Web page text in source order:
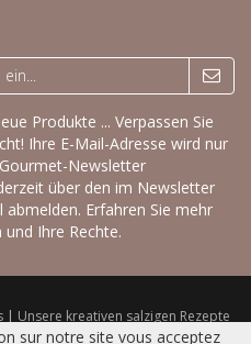
Produkte ... Verpassen Sie
Ihre E-Mail-Adresse wird nur
Newsletter
über den im Newsletter
abmelden. Erfahren Sie mehr
Ihre Rechte.
| Unsere kreativen salzigen Rezepte
| Katalog|Kontakt |Sitemap
sur notre site vous acceptez